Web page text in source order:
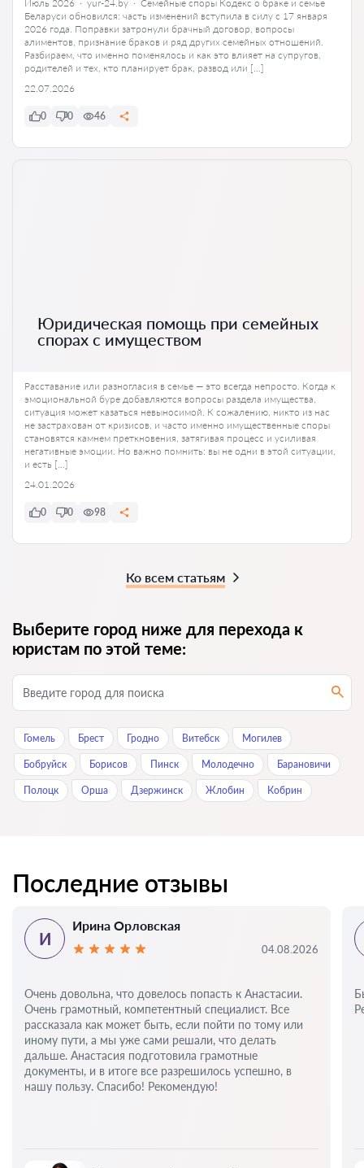
Июль 2026 · yur-24.by · Семейные споры Кодекс о браке и семье
Беларуси обновился: часть изменений вступила в силу с 17 января
2026 года. Поправки затронули брачный договор, вопросы
алиментов, признание браков и ряд других семейных отношений.
Разбираем, что именно поменялось и как это влияет на супругов,
родителей и тех, кто планирует брак, развод или […]
22.07.2026
0 0 46
Юридическая помощь при семейных
спорах с имуществом
Расставание или разногласия в семье — это всегда непросто. Когда к
эмоциональной буре добавляются вопросы раздела имущества,
ситуация может казаться невыносимой. К сожалению, никто из нас
не застрахован от кризисов, и часто именно имущественные споры
становятся камнем преткновения, затягивая процесс и усиливая
негативные эмоции. Но важно помнить: вы не одни в этой ситуации,
и есть […]
24.01.2026
0 0 98
Ко всем статьям
Выберите город ниже для перехода к
юристам по этой теме:
Гомель Брест Гродно Витебск Могилев
Бобруйск Борисов Пинск Молодечно Барановичи
Полоцк Орша Дзержинск Жлобин Кобрин
Последние отзывы
И
Ирина Орловская
04.08.2026
Очень довольна, что довелось попасть к Анастасии.
Очень грамотный, компетентный специалист. Все
рассказала как может быть, если пойти по тому или
иному пути, а мы уже сами решали, что делать
дальше. Анастасия подготовила грамотные
документы, и в итоге все разрешилось успешно, в
нашу пользу. Спасибо! Рекомендую!